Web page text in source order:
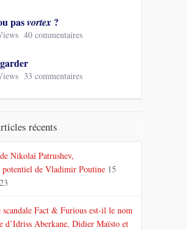
pasvortex ?
40 commentaires
33 commentaires
récents
Nikolaï Patrushev,
potentiel de Vladimir Poutine 15
Fact & Furious est-il le nom
d’Idriss Aberkane, Didier Maïsto et